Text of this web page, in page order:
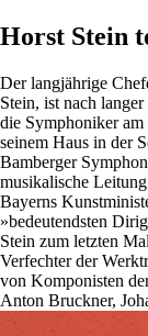
Horst Stein
Der langjährige
Stein, ist nach
die Symphoniker
seinem Haus in der
Bamberger
musikalische
Bayerns
»bedeutendsten
Stein zum letzten
Verfechter der
von Komponisten
Anton Bruckner,